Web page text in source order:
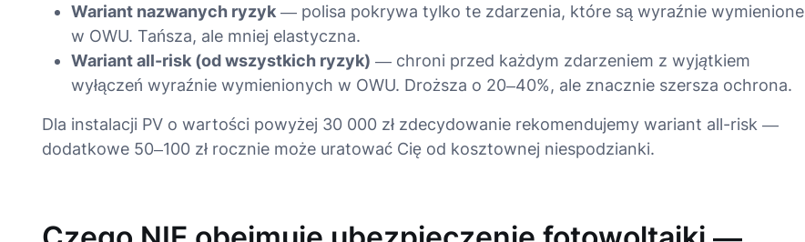
Wariant nazwanych ryzyk— polisa pokrywa tylko te zdarzenia, które są wyraźnie wymienione
w OWU. Tańsza, ale mniej elastyczna.
Wariant all-risk (od wszystkich ryzyk) — chroni przed każdym zdarzeniem z wyjątkiem
wyłączeń wyraźnie wymienionych w OWU. Droższa o 20–40%, ale znacznie szersza ochrona.
Dla instalacji PV o wartości powyżej 30 000 zł zdecydowanie rekomendujemy wariant all-risk —
dodatkowe 50–100 zł rocznie może uratować Cię od kosztownej niespodzianki.